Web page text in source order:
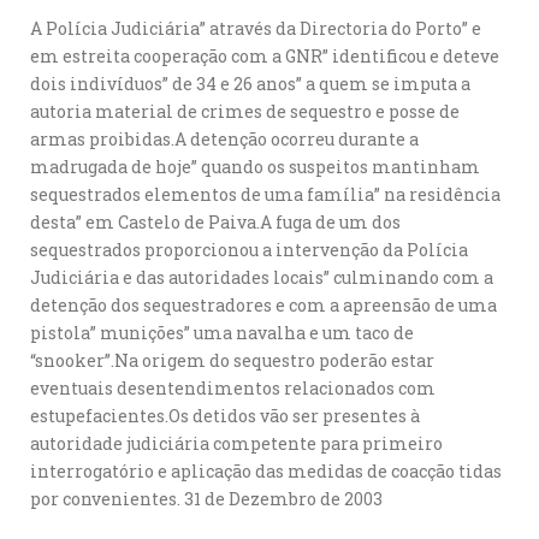
A Polícia Judiciária” através da Directoria do Porto” e
em estreita cooperação com a GNR” identificou e deteve
dois indivíduos” de 34 e 26 anos” a quem se imputa a
autoria material de crimes de sequestro e posse de
armas proibidas.A detenção ocorreu durante a
madrugada de hoje” quando os suspeitos mantinham
sequestrados elementos de uma família” na residência
desta” em Castelo de Paiva.A fuga de um dos
sequestrados proporcionou a intervenção da Polícia
Judiciária e das autoridades locais” culminando com a
detenção dos sequestradores e com a apreensão de uma
pistola” munições” uma navalha e um taco de
“snooker”.Na origem do sequestro poderão estar
eventuais desentendimentos relacionados com
estupefacientes.Os detidos vão ser presentes à
autoridade judiciária competente para primeiro
interrogatório e aplicação das medidas de coacção tidas
por convenientes. 31 de Dezembro de 2003